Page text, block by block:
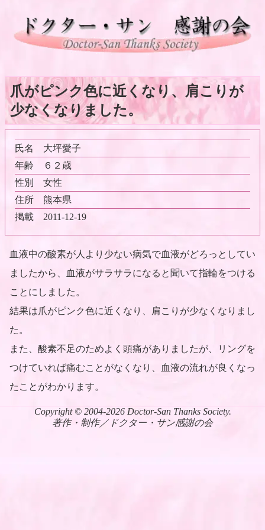
爪がピンク色に近くなり、肩こりが
少なくなりました。
氏名
大坪愛子
年齢
６２歳
性別
女性
住所
熊本県
掲載
2011-12-19
血液中の酸素が人より少ない病気で血液がどろっとしてい
ましたから、血液がサラサラになると聞いて指輪をつける
ことにしました。
結果は爪がピンク色に近くなり、肩こりが少なくなりまし
た。
また、酸素不足のためよく頭痛がありましたが、リングを
つけていれば痛むことがなくなり、血液の流れが良くなっ
たことがわかります。
Copyright © 2004-2026 Doctor-San Thanks Society.
著作・制作／ドクター・サン感謝の会